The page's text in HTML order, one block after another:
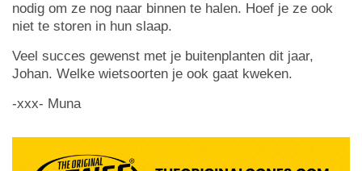
nodig om ze nog naar binnen te halen. Hoef je ze ook
niet te storen in hun slaap.
Veel succes gewenst met je buitenplanten dit jaar,
Johan. Welke wietsoorten je ook gaat kweken.
-xxx- Muna